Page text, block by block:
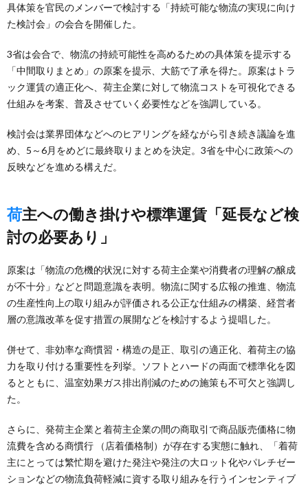
具体策を官民のメンバーで検討する「持続可能な物流の実現に向け
た検討会」の会合を開催した。
3省は会合で、物流の持続可能性を高めるための具体策を提示する
「中間取りまとめ」の原案を提示、大筋で了承を得た。原案はトラ
ック運賃の適正化へ、荷主企業に対して物流コストを可視化できる
仕組みを考案、普及させていく必要性などを強調している。
検討会は業界団体などへのヒアリングを経ながら引き続き議論を進
め、5～6月をめどに最終取りまとめを決定。3省を中心に政策への
反映などを進める構えだ。
荷主への働き掛けや標準運賃「延長など検
討の必要あり」
原案は「物流の危機的状況に対する荷主企業や消費者の理解の醸成
が不十分」などと問題意識を表明。物流に関する広報の推進、物流
の生産性向上の取り組みが評価される公正な仕組みの構築、経営者
層の意識改革を促す措置の展開などを検討するよう提唱した。
併せて、非効率な商慣習・構造の是正、取引の適正化、着荷主の協
力を取り付ける重要性を列挙。ソフトとハードの両面で標準化を図
るとともに、温室効果ガス排出削減のための施策も不可欠と強調し
た。
さらに、発荷主企業と着荷主企業の間の商取引で商品販売価格に物
流費を含める商慣行 （店着価格制）が存在する実態に触れ、「着荷
主にとっては繁忙期を避けた発注や発注の大ロット化やパレチゼー
ションなどの物流負荷軽減に資する取り組みを行うインセンティブ